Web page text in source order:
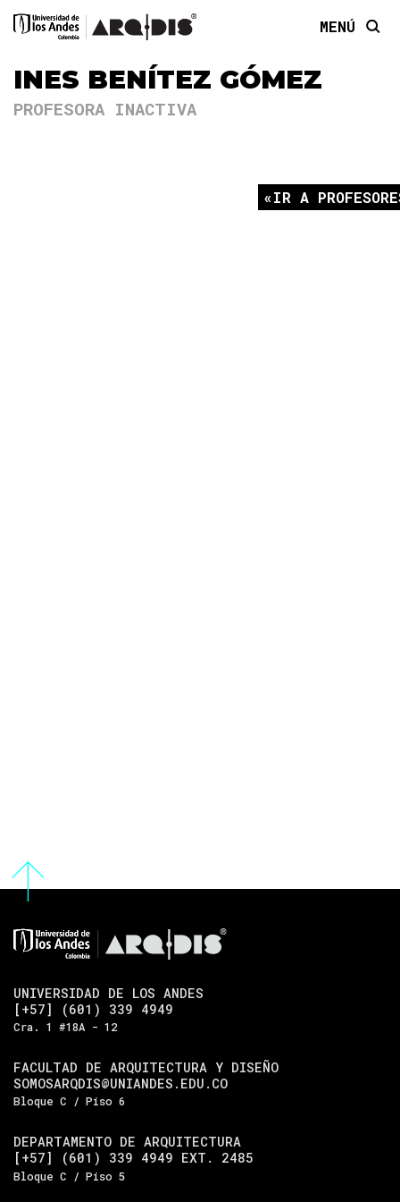
MENÚ
INES BENÍTEZ GÓMEZ
PROFESORA INACTIVA
IR A
UNIVERSIDAD DE LOS ANDES
[+57] (601) 339 4949
Cra. 1 #18A - 12
FACULTAD DE ARQUITECTURA Y DISEÑO
SOMOSARQDIS@UNIANDES.EDU.CO
Bloque C / Piso 6
DEPARTAMENTO DE ARQUITECTURA
[+57] (601) 339 4949 EXT. 2485
Bloque C / Piso 5